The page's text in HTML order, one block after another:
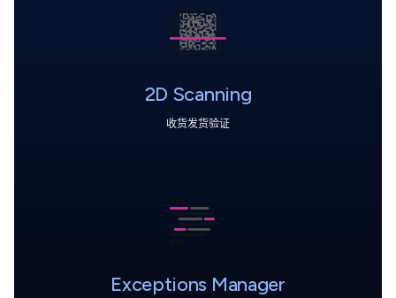
2D Scanning
收货发货验证
Exceptions Manager